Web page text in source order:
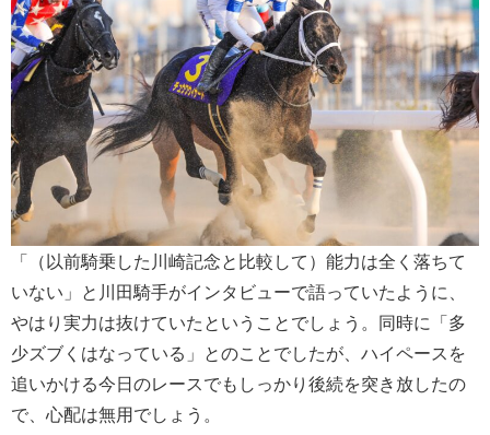
「（以前騎乗した川崎記念と比較して）能力は全く落ちて
いない」と川田騎手がインタビューで語っていたように、
やはり実力は抜けていたということでしょう。同時に「多
少ズブくはなっている」とのことでしたが、ハイペースを
追いかける今日のレースでもしっかり後続を突き放したの
で、心配は無用でしょう。